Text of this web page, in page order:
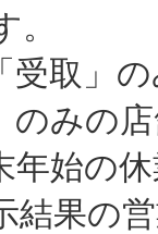
」の
の店
始の
結果の